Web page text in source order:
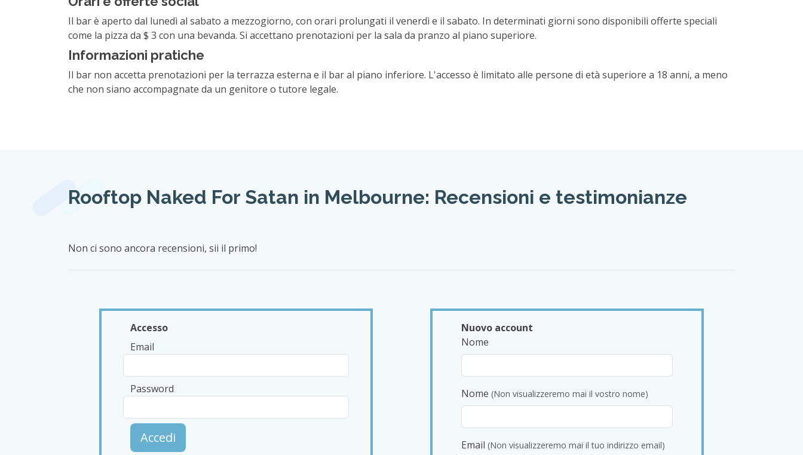
distillatore sotterraneo negli anni '30. Il bar offre un'atmosfera vivace con splendide viste panoramiche su Melbourne. Offre un'esperienza culinaria
unica, combinando deliziose pizze e cocktail artigianali.
La leggenda narra come Leon Satanovich distillasse la vodka a Fitzroy durante la Grande Depressione. Soprannominato affettuosamente "Satana",
preparava la sua vodka utilizzando vecchi tini di rame. Il codice per ottenere questa vodka segreta era "Mettiamoci nudi per Satana". Questo bar fa
The Naked for Satan comprende due spazi distinti. Il piano superiore, noto come Naked Upstairs, offre un menu per pranzo espresso, cocktail
artigianali, vodka infuse e splendide viste sulla città. Il livello inferiore, Naked Downstairs, offre anche una varietà di cocktail, vodka infusa e deliziose
Orari e offerte social
Il bar è aperto dal lunedì al sabato a mezzogiorno, con orari prolungati il ​​venerdì e il sabato. In determinati giorni sono disponibili offerte speciali
come la pizza da $ 3 con una bevanda. Si accettano prenotazioni per la sala da pranzo al piano superiore.
Informazioni pratiche
Il bar non accetta prenotazioni per la terrazza esterna e il bar al piano inferiore. L'accesso è limitato alle persone di età superiore a 18 anni, a meno
che non siano accompagnate da un genitore o tutore legale.